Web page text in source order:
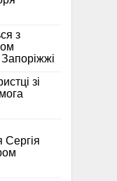
з
зі
Сергія